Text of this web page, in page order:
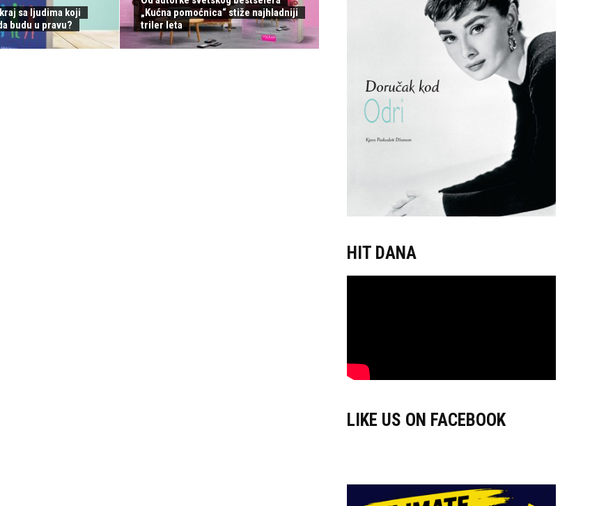
sa ljudima koji
budu u pravu?
„Kućna pomoćnica“ stiže najhladniji
triler leta
HIT DANA
LIKE US ON FACEBOOK